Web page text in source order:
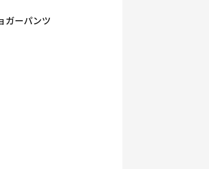
ガーパンツ